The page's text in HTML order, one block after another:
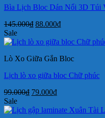
Bìa Lịch Bloc Dán Nổi 3D Túi
145.000₫ Giá
là:
88.000₫Giá
tại
88.000₫.
Sale
Lò Xo Giữa Gắn Bloc
Lịch lò xo giữa bloc Chữ phúc
99.000₫ Giá
là:
79.000₫Giá
tại
Sale